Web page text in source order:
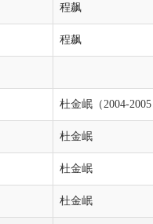
程飙
程飙
杜金岷（2004-2005
杜金岷
杜金岷
杜金岷